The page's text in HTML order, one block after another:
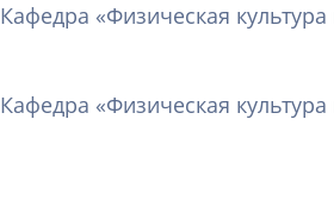
«Физическая культура
«Физическая культура